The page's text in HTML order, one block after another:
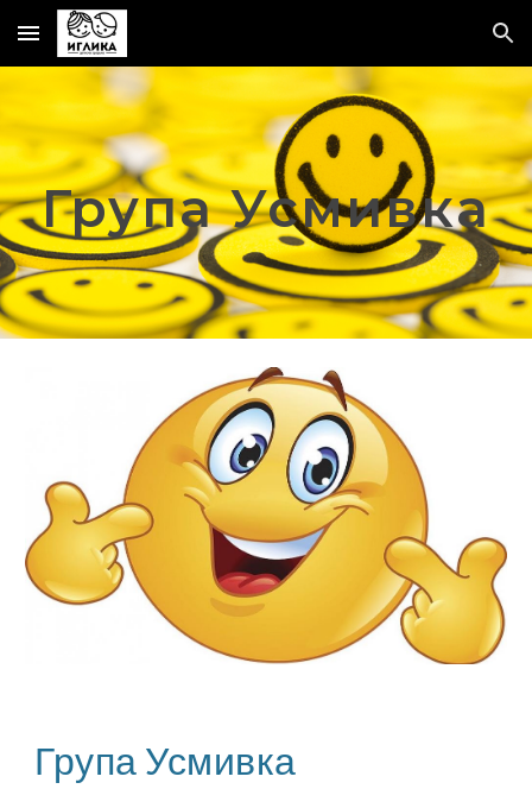
Skip to main content Skip to navigation
Група Усмивка
Група Усмивка